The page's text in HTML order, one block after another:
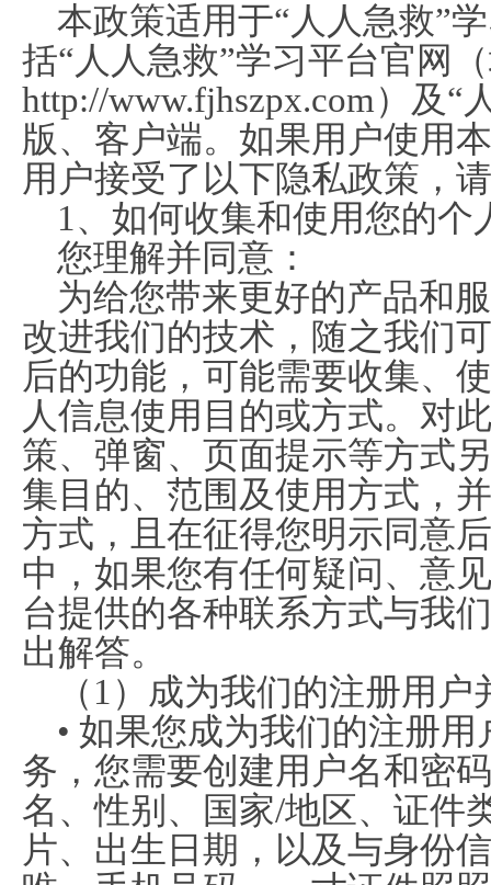
本政策适用于“人人急救”
括“人人急救”学习平台官网
http://www.fjhszpx.com）及“
版、客户端。如果用户使用
用户接受了以下隐私政策，
1、如何收集和使用您的个
您理解并同意：
为给您带来更好的产品和
改进我们的技术，随之我们
后的功能，可能需要收集、
人信息使用目的或方式。对
策、弹窗、页面提示等方式
集目的、范围及使用方式，
方式，且在征得您明示同意
中，如果您有任何疑问、意
台提供的各种联系方式与我
出解答。
（1）成为我们的注册用户
• 如果您成为我们的注册
务，您需要创建用户名和密
名、性别、国家/地区、证件
片、出生日期，以及与身份